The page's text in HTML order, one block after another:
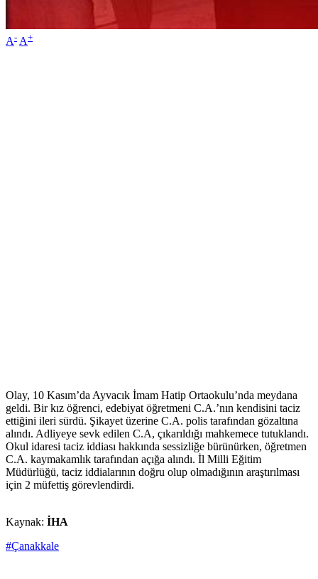
A- A+
Olay, 10 Kasım’da Ayvacık İmam Hatip Ortaokulu’nda meydana
geldi. Bir kız öğrenci, edebiyat öğretmeni C.A.’nın kendisini taciz
ettiğini ileri sürdü. Şikayet üzerine C.A. polis tarafından gözaltına
alındı. Adliyeye sevk edilen C.A, çıkarıldığı mahkemece tutuklandı.
Okul idaresi taciz iddiası hakkında sessizliğe bürünürken, öğretmen
C.A. kaymakamlık tarafından açığa alındı. İl Milli Eğitim
Müdürlüğü, taciz iddialarının doğru olup olmadığının araştırılması
için 2 müfettiş görevlendirdi.
Kaynak: İHA
#Çanakkale